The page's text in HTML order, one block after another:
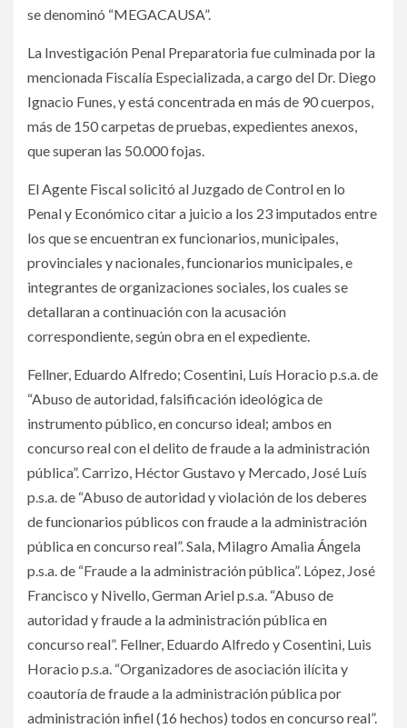
se denominó “MEGACAUSA”.
La Investigación Penal Preparatoria fue culminada por la
mencionada Fiscalía Especializada, a cargo del Dr. Diego
Ignacio Funes, y está concentrada en más de 90 cuerpos,
más de 150 carpetas de pruebas, expedientes anexos,
que superan las 50.000 fojas.
El Agente Fiscal solicitó al Juzgado de Control en lo
Penal y Económico citar a juicio a los 23 imputados entre
los que se encuentran ex funcionarios, municipales,
provinciales y nacionales, funcionarios municipales, e
integrantes de organizaciones sociales, los cuales se
detallaran a continuación con la acusación
correspondiente, según obra en el expediente.
Fellner, Eduardo Alfredo; Cosentini, Luís Horacio p.s.a. de
“Abuso de autoridad, falsificación ideológica de
instrumento público, en concurso ideal; ambos en
concurso real con el delito de fraude a la administración
pública”. Carrizo, Héctor Gustavo y Mercado, José Luís
p.s.a. de “Abuso de autoridad y violación de los deberes
de funcionarios públicos con fraude a la administración
pública en concurso real”. Sala, Milagro Amalia Ángela
p.s.a. de “Fraude a la administración pública”. López, José
Francisco y Nivello, German Ariel p.s.a. “Abuso de
autoridad y fraude a la administración pública en
concurso real”. Fellner, Eduardo Alfredo y Cosentini, Luis
Horacio p.s.a. “Organizadores de asociación ilícita y
coautoría de fraude a la administración pública por
administración infiel (16 hechos) todos en concurso real”.